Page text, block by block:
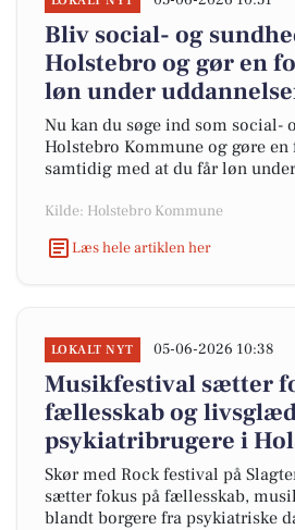
Bliv social- og
Holstebro og gør en
løn under
Nu kan du søge ind som social-
Holstebro Kommune og gøre en
samtidig med at du får løn
Kilde: Holstebro Kommune
Læs hele artiklen her
LOKALT NYT 05-06-2026 10:38
Musikfestival sætter
fællesskab og
psykiatribrugere i
Skør med Rock festival på
sætter fokus på fællesskab,
blandt borgere fra psykiatriske